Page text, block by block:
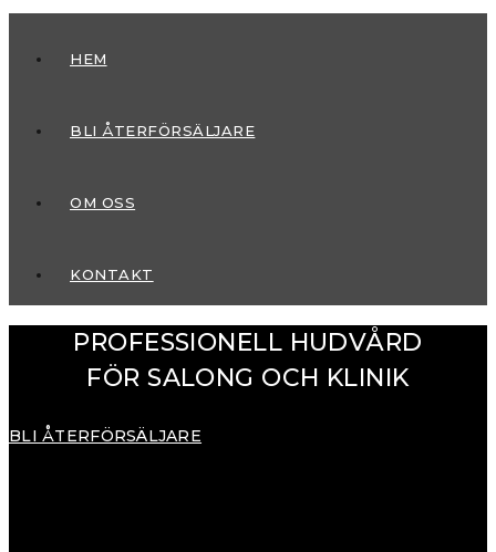
HEM
BLI ÅTERFÖRSÄLJARE
OM OSS
KONTAKT
PROFESSIONELL HUDVÅRD
FÖR SALONG OCH KLINIK
BLI ÅTERFÖRSÄLJARE